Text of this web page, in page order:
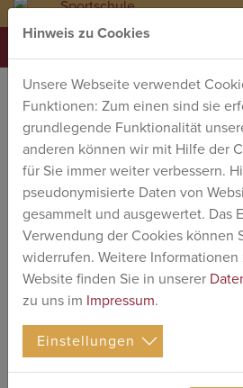
23.03.2023
Sportvereine und
ganzjährig, sowohl wochentags
Wochenende, sehr gute
Trainingslager. Nutzen Sie
Konditionierungslager in der
für Spezialtrainingslager oder
gemütliches
alle Anforderungen eine
Sie gern bei der Planung.
Hinweis zu Cookies
Unsere Webseite verwendet
Funktionen: Zum einen sind sie
grundlegende Funktionalität
anderen können wir mit Hilfe der
für Sie immer weiter verbessern.
pseudonymisierte Daten von
gesammelt und ausgewertet. Das
Verwendung der Cookies können
widerrufen. Weitere
Website finden Sie in unserer
zu uns im Impressum.
Einstellungen